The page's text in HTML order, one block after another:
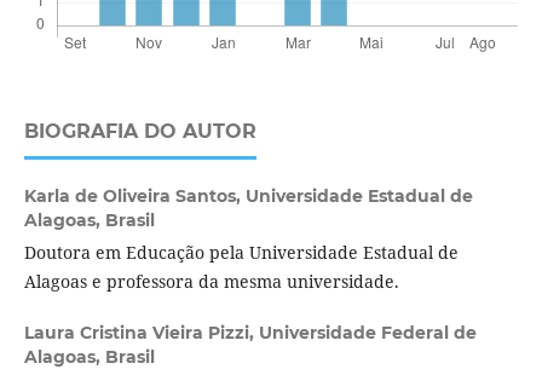
BIOGRAFIA DO AUTOR
Karla de Oliveira Santos, Universidade Estadual de
Alagoas, Brasil
Doutora em Educação pela Universidade Estadual de
Alagoas e professora da mesma universidade.
Laura Cristina Vieira Pizzi, Universidade Federal de
Alagoas, Brasil